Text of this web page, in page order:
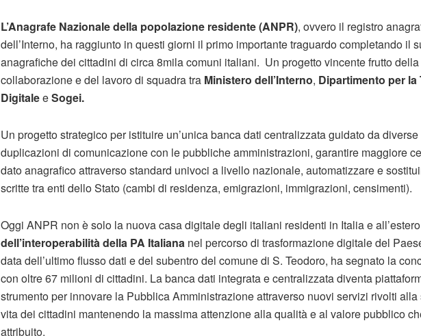
L’Anagrafe Nazionale della popolazione residente (ANPR), ovvero il registro
dell’Interno, ha raggiunto in questi giorni il primo importante traguardo completando il
anagrafiche dei cittadini di circa 8mila comuni italiani. Un progetto vincente frutto
collaborazione e del lavoro di squadra tra Ministero dell’Interno, Dipartimento per
DigitaleeSogei.
Un progetto strategico per istituire un’unica banca dati centralizzata guidato da
duplicazioni di comunicazione con le pubbliche amministrazioni, garantire maggiore
dato anagrafico attraverso standard univoci a livello nazionale, automatizzare e
scritte tra enti dello Stato (cambi di residenza, emigrazioni, immigrazioni, censimenti).
Oggi ANPR non è solo la nuova casa digitale degli italiani residenti in Italia e
dell’interoperabilità della PA Italiana nel percorso di trasformazione digitale del
data dell’ultimo flusso dati e del subentro del comune di S. Teodoro, ha segnato la
con oltre 67 milioni di cittadini. La banca dati integrata e centralizzata diventa
strumento per innovare la Pubblica Amministrazione attraverso nuovi servizi rivolti
vita dei cittadini mantenendo la massima attenzione alla qualità e al valore pubblico
attribuito.